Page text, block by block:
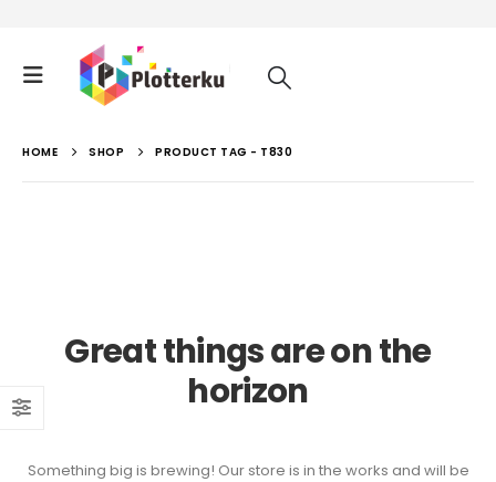
HOME SHOP PRODUCT TAG - T830
Great things are on the
horizon
Something big is brewing! Our store is in the works and will be